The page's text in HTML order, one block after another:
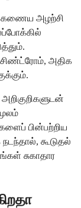
கணைய அழற்சி
சிண்ட்ரோம், அதிக
பின்பற்றிய
கூடுதல்
சுகாதார